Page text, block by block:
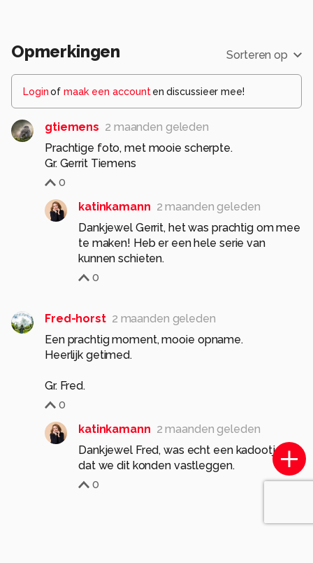
Opmerkingen Sorteren op
Loginof maak een account en discussieer mee!
gtiemens 2 maanden geleden
Prachtige foto, met mooie scherpte.
Gr. Gerrit Tiemens
0
katinkamann 2 maanden geleden
Dankjewel Gerrit, het was prachtig om mee
te maken! Heb er een hele serie van
kunnen schieten.
0
Fred-horst 2 maanden geleden
Een prachtig moment, mooie opname.
Heerlijk getimed.
Gr. Fred.
0
katinkamann 2 maanden geleden
Dankjewel Fred, was echt een kadootje
dat we dit konden vastleggen.
0